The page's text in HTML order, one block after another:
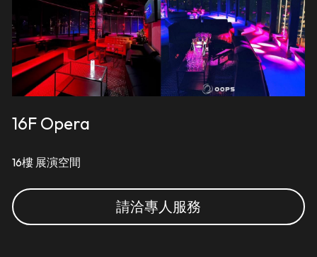
16F Opera
16樓 展演空間
請洽專人服務